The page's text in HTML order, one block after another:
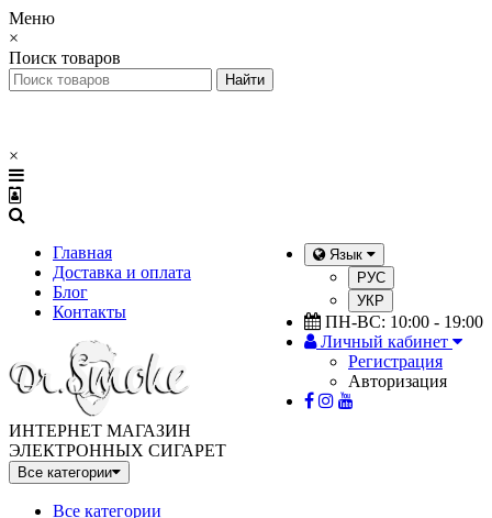
Меню
×
Поиск товаров
×
Главная
Доставка и оплата
Блог
Контакты
Язык
РУС
УКР
ПН-ВС: 10:00 - 19:00
Личный кабинет
Регистрация
Авторизация
ИНТЕРНЕТ МАГАЗИН
ЭЛЕКТРОННЫХ СИГАРЕТ
Все категории
Все категории